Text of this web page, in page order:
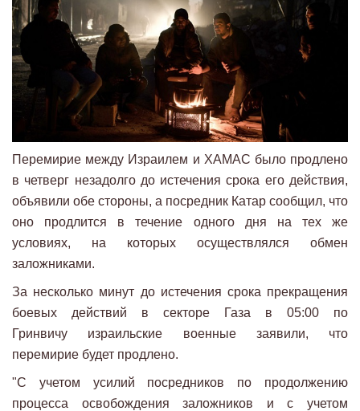
Перемирие между Израилем и ХАМАС было продлено
в четверг незадолго до истечения срока его действия,
объявили обе стороны, а посредник Катар сообщил, что
оно продлится в течение одного дня на тех же
условиях, на которых осуществлялся обмен
заложниками.
За несколько минут до истечения срока прекращения
боевых действий в секторе Газа в 05:00 по
Гринвичу израильские военные заявили, что
перемирие будет продлено.
"С учетом усилий посредников по продолжению
процесса освобождения заложников и с учетом